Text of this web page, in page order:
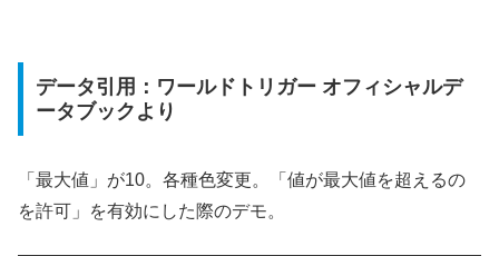
データ引用：ワールドトリガー オフィシャルデ
ータブックより
「最大値」が10。各種色変更。「値が最大値を超えるの
を許可」を有効にした際のデモ。